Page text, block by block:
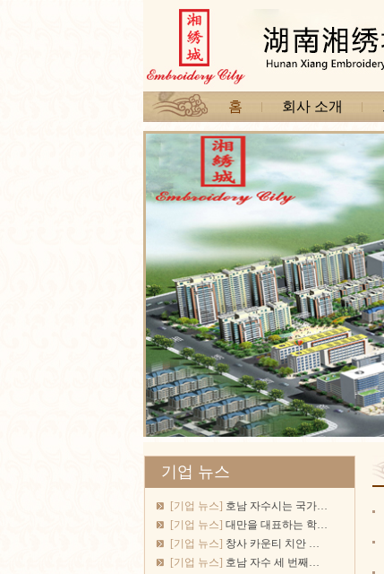
홈 회사 소개
기업 뉴스
[기업 뉴스] 호남 자수시는 국가…
[기업 뉴스] 대만을 대표하는 학…
[기업 뉴스] 창사 카운티 치안 …
[기업 뉴스] 호남 자수 세 번째…